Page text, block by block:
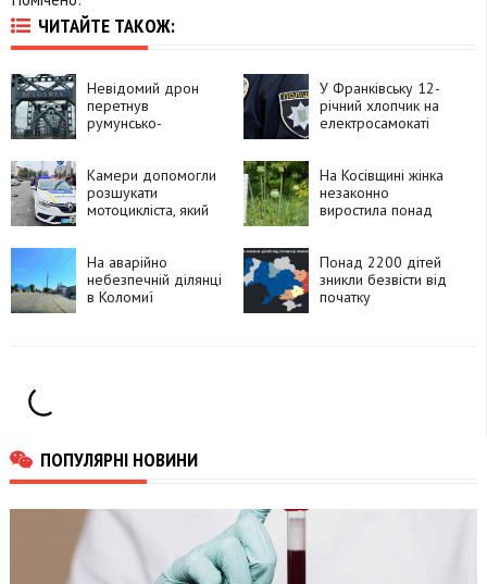
ЧИТАЙТЕ ТАКОЖ:
Невідомий дрон
перетнув
румунсько-
У Франківську 12-
річний хлопчик на
електросамокаті
Камери допомогли
розшукати
мотоцикліста, який
На Косівщині жінка
незаконно
виростила понад
На аварійно
небезпечній ділянці
в Коломиї
Понад 2200 дітей
зникли безвісти від
початку
ПОПУЛЯРНІ НОВИНИ